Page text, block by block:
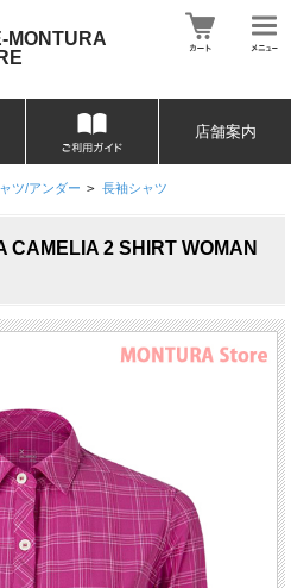
MONTURA
店舗案内
ツ/アンダー > 長袖シャツ
2 SHIRT WOMAN